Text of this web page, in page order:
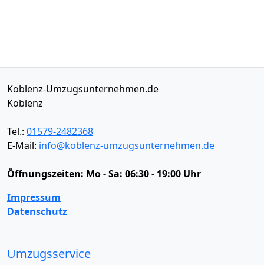
Koblenz-Umzugsunternehmen.de
Koblenz
Tel.: 01579-2482368
E-Mail: info@koblenz-umzugsunternehmen.de
Öffnungszeiten: Mo - Sa: 06:30 - 19:00 Uhr
Impressum
Datenschutz
Umzugsservice